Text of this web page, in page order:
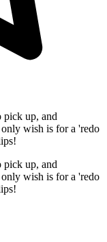
pick up, and
wish is for a 'redo
pick up, and
wish is for a 'redo